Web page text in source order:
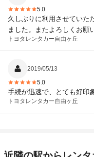
5.0
久しぶりに利用させていた
ました。またよろしくお願
トヨタレンタカー自由ヶ丘
2019/05/13
5.0
手続が迅速で、とても好印
トヨタレンタカー自由ヶ丘